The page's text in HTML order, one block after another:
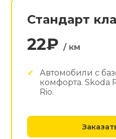
Стандарт
22₽/ км
Автомобили с
комфорта. Skoda
Rio.